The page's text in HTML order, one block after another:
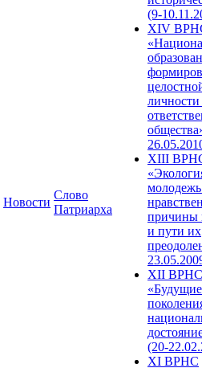
Новости
Слово
Патриарха
(9-
XIV
XIII
причины
и пути их
XII ВРНС
«Будущие
(20-
XI ВРНС